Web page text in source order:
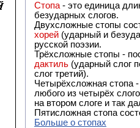
Стопа - это единица
безударных слогов.
Двухсложные стопы
хорей (ударный и
русской поэзии.
Трёхсложные стопы -
дактиль (ударный слог
слог третий).
Четырёхсложная стопа
любого из четырёх
на втором слоге и так
Пятисложная стопа
Больше о стопах